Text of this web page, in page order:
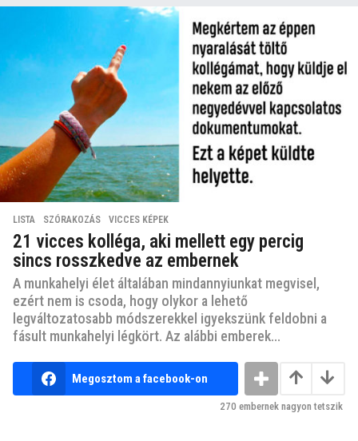
LISTA ,SZÓRAKOZÁS ,VICCES KÉPEK
21 vicces kolléga, aki mellett egy percig
sincs rosszkedve az embernek
A munkahelyi élet általában mindannyiunkat megvisel,
ezért nem is csoda, hogy olykor a lehető
legváltozatosabb módszerekkel igyekszünk feldobni a
fásult munkahelyi légkört. Az alábbi emberek...
Megosztom a facebook-on
270 embernek nagyon tetszik